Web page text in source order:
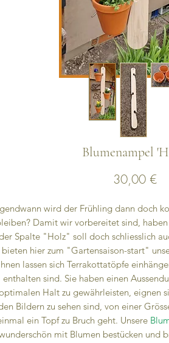
Blumenampel
30,00 €
wird der Frühling dann doch
Damit wir vorbereitet sind,
Spalte "Holz" soll doch schliesslich
bieten hier zum "Gartensaison-start"
lassen sich Terrakottatöpfe
enthalten sind. Sie haben einen
Halt zu gewährleisten, eignen
Bildern zu sehen sind, von einer
ein Topf zu Bruch geht. Unsere
mit Blumen bestücken und